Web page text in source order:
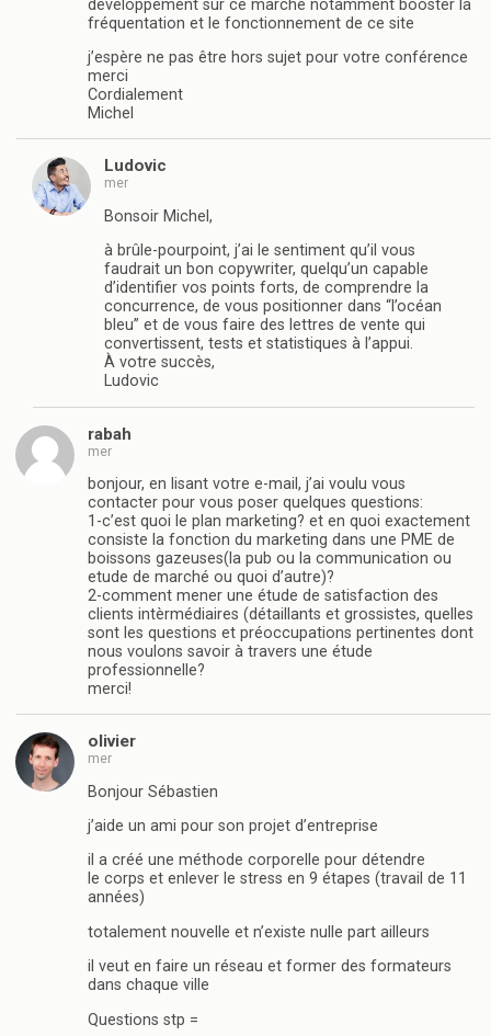
développement sur ce marché notamment booster la
fréquentation et le fonctionnement de ce site
j’espère ne pas être hors sujet pour votre conférence
merci
Cordialement
Michel
Ludovic
mer
Bonsoir Michel,
à brûle-pourpoint, j’ai le sentiment qu’il vous
faudrait un bon copywriter, quelqu’un capable
d’identifier vos points forts, de comprendre la
concurrence, de vous positionner dans “l’océan
bleu” et de vous faire des lettres de vente qui
convertissent, tests et statistiques à l’appui.
À votre succès,
Ludovic
rabah
mer
bonjour, en lisant votre e-mail, j’ai voulu vous
contacter pour vous poser quelques questions:
1-c’est quoi le plan marketing? et en quoi exactement
consiste la fonction du marketing dans une PME de
boissons gazeuses(la pub ou la communication ou
etude de marché ou quoi d’autre)?
2-comment mener une étude de satisfaction des
clients intèrmédiaires (détaillants et grossistes, quelles
sont les questions et préoccupations pertinentes dont
nous voulons savoir à travers une étude
professionnelle?
merci!
olivier
mer
Bonjour Sébastien
j’aide un ami pour son projet d’entreprise
il a créé une méthode corporelle pour détendre
le corps et enlever le stress en 9 étapes (travail de 11
années)
totalement nouvelle et n’existe nulle part ailleurs
il veut en faire un réseau et former des formateurs
dans chaque ville
Questions stp =